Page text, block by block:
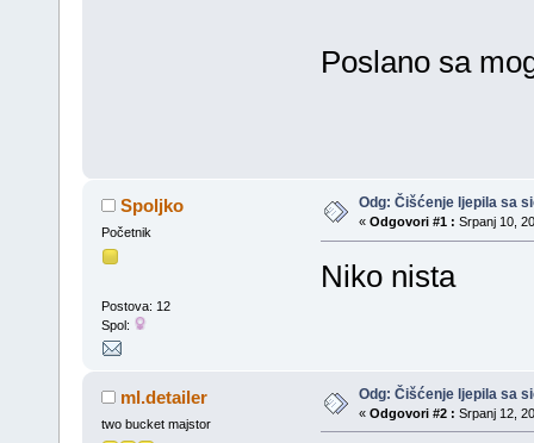
Poslano sa
Spoljko
Početnik
Postova: 12
Spol:
Odg: Čišćenje ljepila sa
« Odgovori #1 : Srpanj 10,
Niko nista
ml.detailer
two bucket majstor
Odg: Čišćenje ljepila sa
« Odgovori #2 : Srpanj 12,